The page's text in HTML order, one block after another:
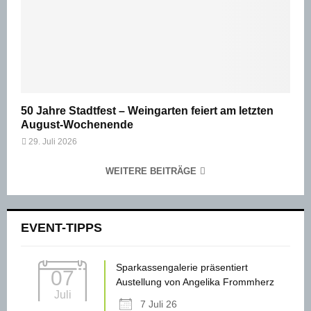
50 Jahre Stadtfest – Weingarten feiert am letzten
August-Wochenende
29. Juli 2026
WEITERE BEITRÄGE
EVENT-TIPPS
07
Juli
Sparkassengalerie präsentiert
Austellung von Angelika Frommherz
7 Juli 26